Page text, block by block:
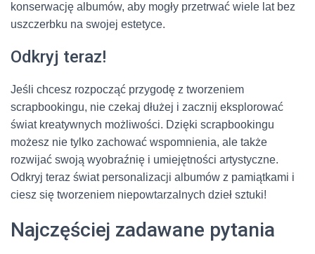
konserwację albumów, aby mogły przetrwać wiele lat bez
uszczerbku na swojej estetyce.
Odkryj teraz!
Jeśli chcesz rozpocząć przygodę z tworzeniem
scrapbookingu, nie czekaj dłużej i zacznij eksplorować
świat kreatywnych możliwości. Dzięki scrapbookingu
możesz nie tylko zachować wspomnienia, ale także
rozwijać swoją wyobraźnię i umiejętności artystyczne.
Odkryj teraz świat personalizacji albumów z pamiątkami i
ciesz się tworzeniem niepowtarzalnych dzieł sztuki!
Najczęściej zadawane pytania